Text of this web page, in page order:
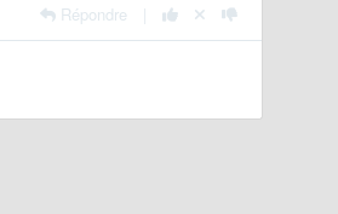
Répondre